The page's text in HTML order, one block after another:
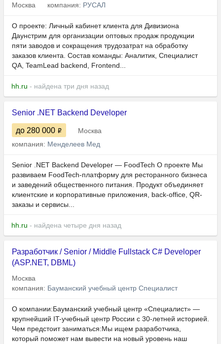
Москва компания: РУСАЛ
О проекте: Личный кабинет клиента для Дивизиона
Даунстрим для организации оптовых продаж продукции
пяти заводов и сокращения трудозатрат на обработку
заказов клиента. Состав команды: Аналитик, Специалист
QA, TeamLead backend, Frontend...
hh.ru - найдена три дня назад
Senior .NET Backend Developer
до 280 000
Москва
компания: Менделеев Мед
Senior .NET Backend Developer — FoodTech О проекте Мы
развиваем FoodTech-платформу для ресторанного бизнеса
и заведений общественного питания. Продукт объединяет
клиентские и корпоративные приложения, back-office, QR-
заказы и сервисы...
hh.ru - найдена четыре дня назад
Разработчик / Senior / Middle Fullstack C# Developer
(ASP.NET, DBML)
Москва
компания: Бауманский учебный центр Специалист
О компании:Бауманский учебный центр «Специалист» —
крупнейший IT-учебный центр России с 30-летней историей.
Чем предстоит заниматься:Мы ищем разработчика,
который поможет нам вывести на новый уровень наш